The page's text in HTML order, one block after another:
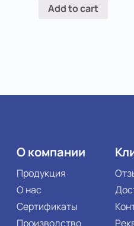
Add to cart
О компании
Продукция
О нас
Сертификаты
Производство